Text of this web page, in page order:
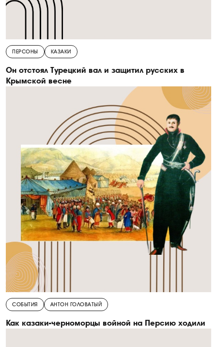
ПЕРСОНЫ КАЗАКИ
Он отстоял Турецкий вал и защитил русских в
Крымской весне
СОБЫТИЯ АНТОН ГОЛОВАТЫЙ
Как казаки-черноморцы войной на Персию ходили